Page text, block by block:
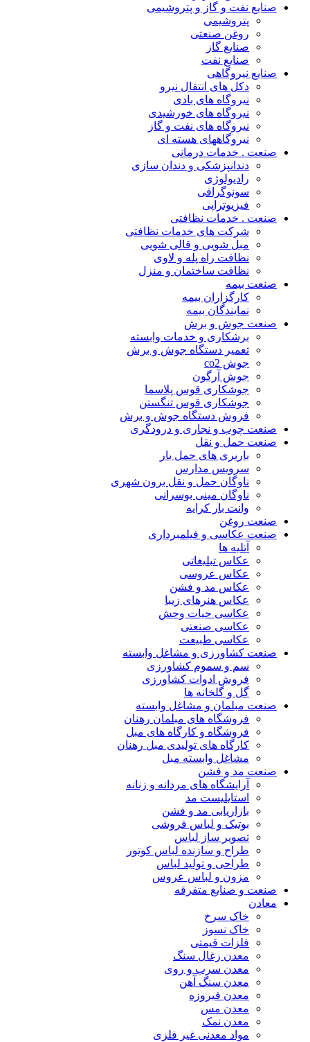
صنایع نفت و گاز و پتروشیمی
پتروشیمی
روغن صنعتی
صنایع گاز
صنایع نفت
صنایع نیروگاهی
دکل های انتقال نیرو
نیروگاه های بادی
نیروگاه های خورشیدی
نیروگاه های نفت و گاز
نیروگاههای هسته ای
صنعت . خدمات درمانی
دندانپزشکی و دندان سازی
رادیولوژی
سونوگرافی
فیزیوتراپی
صنعت . خدمات نظافتی
شرکت های خدمات نظافتی
مبل شویی و قالی شویی
نظافت راه پله و لاوی
نظافت ساختمان و منزل
صنعت بیمه
کارگزاران بیمه
نمایندگان بیمه
صنعت جوش و برش
برشکاری و خدمات وابسته
تعمیر دستگاه جوش و برش
جوش co2
جوش آرگون
جوشکاری قوس پلاسما
جوشکاری قوس تنگستن
فروش دستگاه جوش و برش
صنعت چوب و نجاری و درودگری
صنعت حمل و نقل
باربری های حمل بار
سرویس مدارس
ناوگان حمل و نقل برون شهری
ناوگان مینی بوسرانی
وانت بار کرایه
صنعت روغن
صنعت عکاسی و فیلمبرداری
آتلیه ها
عکاس تبلیغاتی
عکاس عروسی
عکاس مد و فشن
عکاس هنرهای زیبا
عکاسی حیات وحش
عکاسی صنعتی
عکاسی طبیعت
صنعت کشاورزی و مشاغل وابسته
سم و سموم کشاورزی
فروش ادوات کشاورزی
گل و گلخانه ها
صنعت مبلمان و مشاغل وابسته
فروشگاه های مبلمان رهنان
فروشگاه و کارگاه های مبل
کارگاه های تولیدی مبل رهنان
مشاغل وابسته مبل
صنعت مد و فشن
آرایشگاه های مردانه و زنانه
استایلیست مد
بازاریابی مد و فشن
بوتیک و لباس فروشی
تصویر ساز لباس
طراح و سازنده لباس کوتور
طراحی و تولید لباس
مزون و لباس عروس
صنعت و صنایع متفرقه
معادن
خاک سرخ
خاک نسوز
فلزات قیمتی
معدن زغال سنگ
معدن سرب و روی
معدن سنگ آهن
معدن فیروزه
معدن مس
معدن نمک
مواد معدنی غیر فلزی